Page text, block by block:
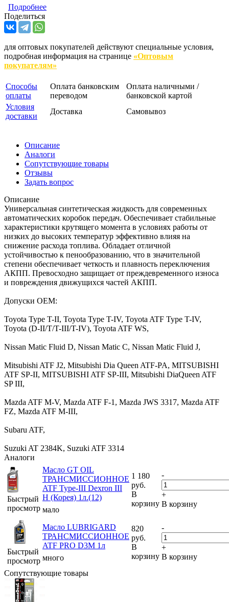
Подробнее
Поделиться
для оптовых покупателей действуют специальные условия,
подробная информация на странице «Оптовым
покупателям»
Способы
оплаты
Оплата банковским
переводом
Оплата наличными /
банковской картой
Условия
доставки
Доставка Самовывоз
Описание
Аналоги
Сопутствующие товары
Отзывы
Задать вопрос
Описание
Универсальная синтетическая жидкость для современных
автоматических коробок передач. Обеспечивает стабильные
характеристики крутящего момента в условиях работы от
низких до высоких температур эффективно влияя на
снижение расхода топлива. Обладает отличной
устойчивостью к пенообразованию, что в значительной
степени обеспечивает четкость и плавность переключения
АКПП. Превосходно защищает от преждевременного износа
и повреждения движущихся частей АКПП.
Допуски OEM:
Toyota Type T-II, Toyota Type T-IV, Toyota ATF Type T-IV,
Toyota (D-II/T/T-III/T-IV), Toyota ATF WS,
Nissan Matic Fluid D, Nissan Matic C, Nissan Matic Fluid J,
Mitsubishi ATF J2, Mitsubishi Dia Queen ATF-PA, MITSUBISHI
ATF SP-II, MITSUBISHI ATF SP-III, Mitsubishi DiaQueen ATF
SP III,
Mazda ATF M-V, Mazda ATF F-1, Mazda JWS 3317, Mazda ATF
FZ, Mazda ATF M-III,
Subaru ATF,
Suzuki AT 2384K, Suzuki ATF 3314
Аналоги
Быстрый
просмотр
Масло GT OIL
ТРАНСМИССИОННОЕ
ATF Type-III Dexron III
H (Корея) 1л.(12)
мало
1 180
руб.
В
корзину
-
+
В корзину
Быстрый
просмотр
Масло LUBRIGARD
ТРАНСМИССИОННОЕ
ATF PRO D3M 1л
много
820
руб.
В
корзину
-
+
В корзину
Сопутствующие товары